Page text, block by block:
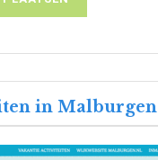
in Malburgen